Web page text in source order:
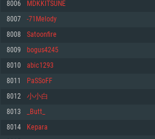
최소사양
운영체제: Windows 10 (64 bit)
프로세서: 2.2 GHz 듀얼코어 이상
메모리: 4GB
그래픽 카드: DirectX 11 이상을 지원하는
GeForce GT 660. 최소 사양 해상도: 720p
네트워크: 브로드밴드 인터넷
여유 저장 공간: 22.1 GB (최소 클라이언트)
최소사양
운영체제: Mac OS Big Sur 11.0
프로세서: 최소 2.2 GHz의 Core i5 (Intel
메모리: 6 GB
그래픽 카드: Metal 을 지원하는 Intel Iris Pro
능을 가지는 Mac 버전의 AMD/Nvidia. 최소
네트워크: 브로드밴드 인터넷
여유 저장 공간: 22.1 GB (최소 클라이언트)
최소사양
운영체제: 64bit Linux 중 최신 버전
프로세서: 2.4 GHz 듀얼코어
메모리: 4 GB
그래픽 카드: Vulkan 을 지원하고, 최신 그래
660 (6개월 미만) 혹은 그와 동급의 성능을
원하는 AMD (6개월 미만; 최소사양 지원 해
네트워크: 브로드밴드 인터넷
여유 저장 공간: 22.1 GB (최소 클라이언트)
8006 MDKKITSUNE
8007 -71Melody
8008 Satoonfire
8009 bogus4245
8010 abic1293
8011 PaSSoFF
8012 小小白
8013 _Butt_
8014 Kepara